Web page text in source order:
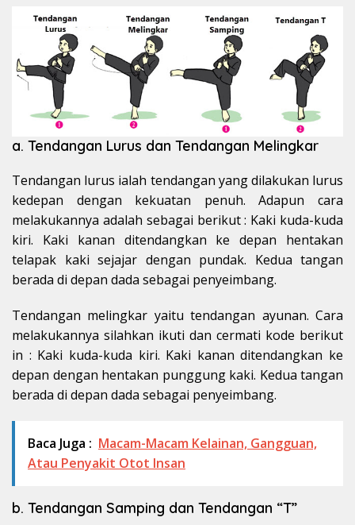
a. Tendangan Lurus dan Tendangan Melingkar
Tendangan lurus ialah tendangan yang dilakukan lurus
kedepan dengan kekuatan penuh. Adapun cara
melakukannya adalah sebagai berikut : Kaki kuda-kuda
kiri. Kaki kanan ditendangkan ke depan hentakan
telapak kaki sejajar dengan pundak. Kedua tangan
berada di depan dada sebagai penyeimbang.
Tendangan melingkar yaitu tendangan ayunan. Cara
melakukannya silahkan ikuti dan cermati kode berikut
in : Kaki kuda-kuda kiri. Kaki kanan ditendangkan ke
depan dengan hentakan punggung kaki. Kedua tangan
berada di depan dada sebagai penyeimbang.
Baca Juga : Macam-Macam Kelainan, Gangguan,
Atau Penyakit Otot Insan
b. Tendangan Samping dan Tendangan “T”